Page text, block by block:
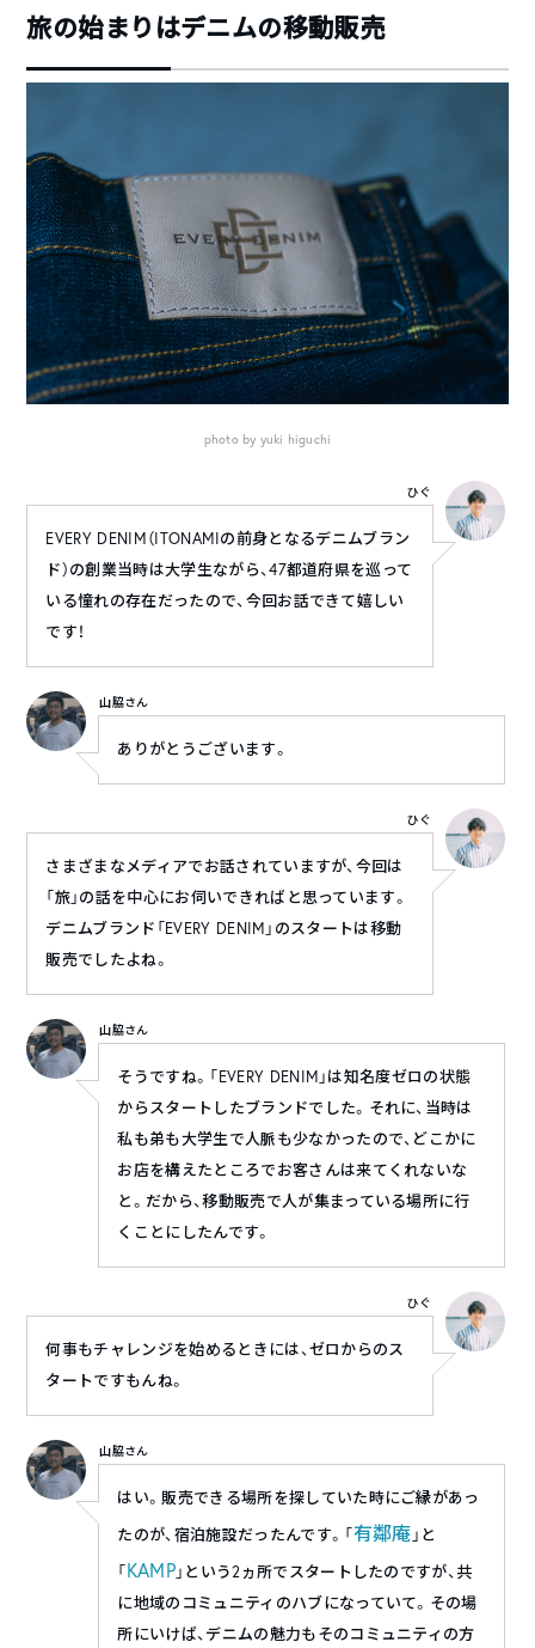
旅の始まりはデニムの移動販売
photo by yuki higuchi
EVERY DENIM（ITONAMIの前身となるデニムブラン
ド）の創業当時は大学生ながら、47都道府県を巡って
いる憧れの存在だったので、今回お話できて嬉しい
です！
ひぐ
山脇さん
ありがとうございます。
さまざまなメディアでお話されていますが、今回は
「旅」の話を中心にお伺いできればと思っています。
デニムブランド「EVERY DENIM」のスタートは移動
販売でしたよね。
ひぐ
山脇さん
そうですね。「EVERY DENIM」は知名度ゼロの状態
からスタートしたブランドでした。それに、当時は
私も弟も大学生で人脈も少なかったので、どこかに
お店を構えたところでお客さんは来てくれないな
と。だから、移動販売で人が集まっている場所に行
くことにしたんです。
何事もチャレンジを始めるときには、ゼロからのス
タートですもんね。
ひぐ
山脇さん
はい。販売できる場所を探していた時にご縁があっ
たのが、宿泊施設だったんです。「有鄰庵 」と
「KAMP」という2ヵ所でスタートしたのですが、共
に地域のコミュニティのハブになっていて。その場
所にいけば、デニムの魅力もそのコミュニティの方